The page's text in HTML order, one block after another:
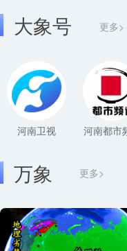
大象号 更多>
河南卫视 河南都市
更多>
万象